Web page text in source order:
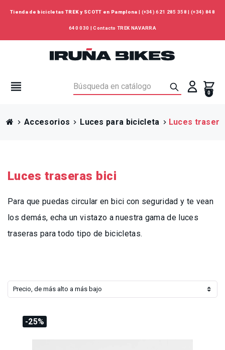
Tienda de bicicletas TREK y SCOTT en Pamplona | (+34) 621 285 358 | (+34) 848
640 030 |Contacto TREK NAVARRA
view_headline 0
chevron_right Accesorios chevron_right Luces para bicicleta chevron_right Luces
Luces traseras bici
Para que puedas circular en bici con seguridad y te vean
los demás, echa un vistazo a nuestra gama de luces
traseras para todo tipo de bicicletas.
Precio, de más alto a más bajo
-25%